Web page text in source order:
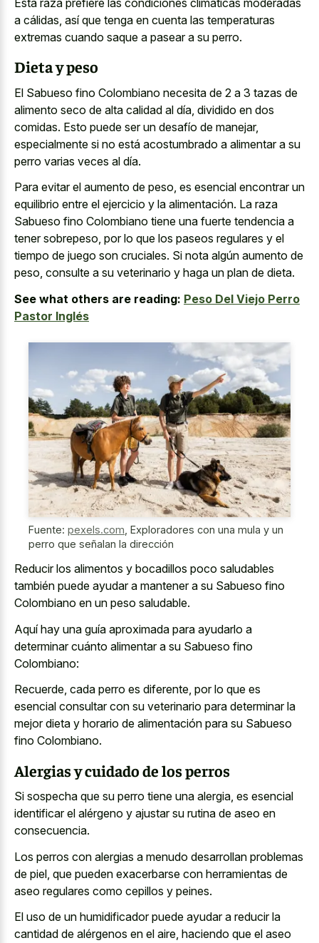
a cálidas, así que tenga en cuenta las temperaturas
extremas cuando saque a pasear a su perro.
Dieta y peso
El Sabueso fino Colombiano necesita de 2 a 3 tazas de
alimento seco de alta calidad al día, dividido en dos
comidas. Esto puede ser un desafío de manejar,
especialmente si no está acostumbrado a alimentar a su
perro varias veces al día.
Para evitar el aumento de peso, es esencial encontrar un
equilibrio entre el ejercicio y la alimentación. La raza
Sabueso fino Colombiano tiene una fuerte tendencia a
tener sobrepeso, por lo que los paseos regulares y el
tiempo de juego son cruciales. Si nota algún aumento de
peso, consulte a su veterinario y haga un plan de dieta.
See what others are reading: Peso Del Viejo Perro
Pastor Inglés
Fuente: pexels.com Exploradores con una mula y un
perro que señalan la dirección
Reducir los alimentos y bocadillos poco saludables
también puede ayudar a mantener a su Sabueso fino
Colombiano en un peso saludable.
Aquí hay una guía aproximada para ayudarlo a
determinar cuánto alimentar a su Sabueso fino
Colombiano:
Recuerde, cada perro es diferente, por lo que es
esencial consultar con su veterinario para determinar la
mejor dieta y horario de alimentación para su Sabueso
fino Colombiano.
Alergias y cuidado de los perros
Si sospecha que su perro tiene una alergia, es esencial
identificar el alérgeno y ajustar su rutina de aseo en
consecuencia.
Los perros con alergias a menudo desarrollan problemas
de piel, que pueden exacerbarse con herramientas de
aseo regulares como cepillos y peines.
El uso de un humidificador puede ayudar a reducir la
cantidad de alérgenos en el aire, haciendo que el aseo